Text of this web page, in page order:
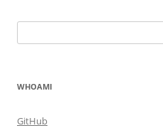
for:
WHOAMI
GitHub